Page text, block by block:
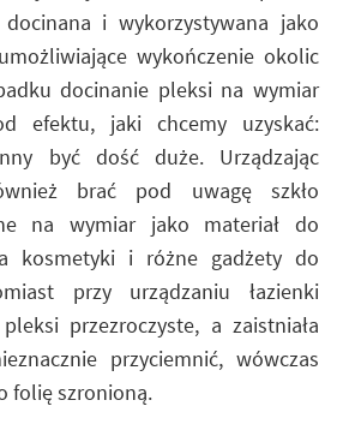
i wykorzystywana jako
wykończenie okolic
docinanie pleksi na wymiar
efektu, jaki chcemy uzyskać:
być dość duże. Urządzając
brać pod uwagę szkło
na wymiar jako materiał do
kosmetyki i różne gadżety do
przy urządzaniu łazienki
przezroczyste, a zaistniała
przyciemnić, wówczas
folię szronioną.